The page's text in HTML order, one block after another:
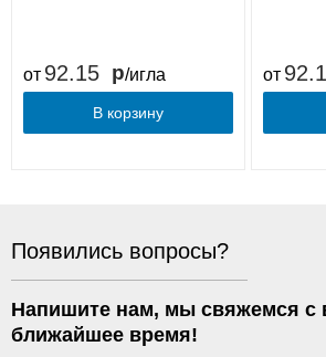
от 92.15 /игла
В корзину
от
Появились вопросы?
Напишите нам, мы свяжемся с
ближайшее время!